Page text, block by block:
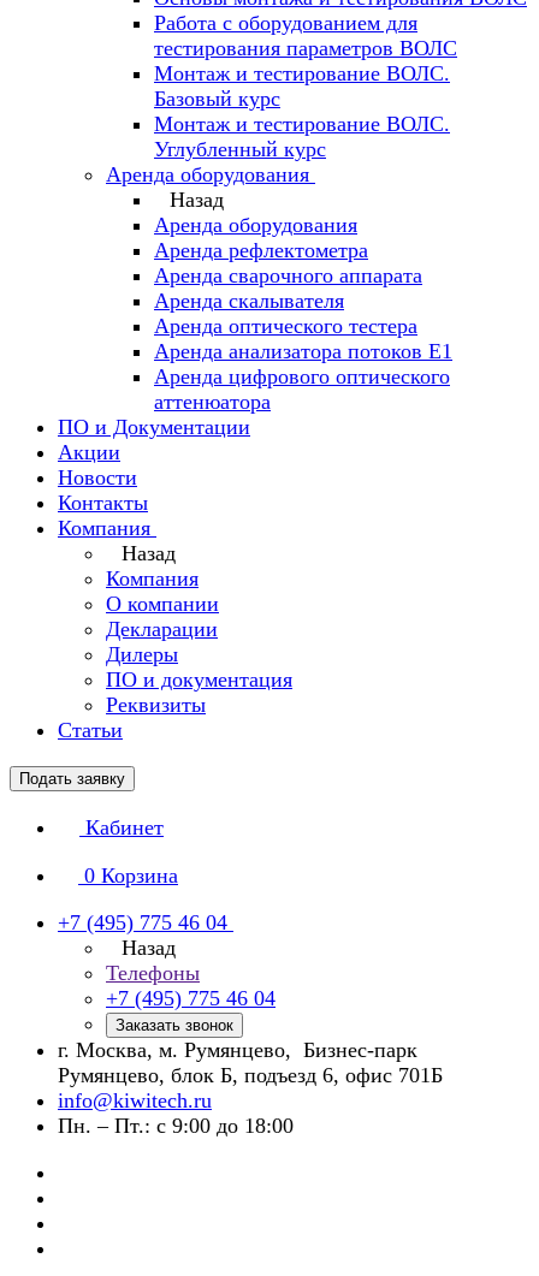
Работа с оборудованием для
тестирования параметров ВОЛС
Монтаж и тестирование ВОЛС.
Базовый курс
Монтаж и тестирование ВОЛС.
Углубленный курс
Аренда оборудования
Назад
Аренда оборудования
Аренда рефлектометра
Аренда сварочного аппарата
Аренда скалывателя
Аренда оптического тестера
Аренда анализатора потоков Е1
Аренда цифрового оптического
аттенюатора
ПО и Документации
Акции
Новости
Контакты
Компания
Назад
Компания
О компании
Декларации
Дилеры
ПО и документация
Реквизиты
Статьи
Подать заявку
Кабинет
0 Корзина
+7 (495) 775 46 04
Назад
Телефоны
+7 (495) 775 46 04
Заказать звонок
г. Москва, м. Румянцево, Бизнес-парк
Румянцево, блок Б, подъезд 6, офис 701Б
info@kiwitech.ru
Пн. – Пт.: с 9:00 до 18:00